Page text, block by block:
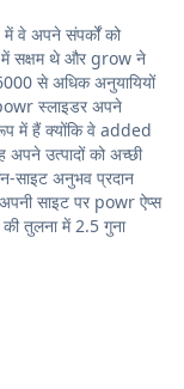
वे अपने संपर्कों को
सक्षम थे और grow ने
से अधिक अनुयायियों
स्लाइडर अपने
में हैं क्योंकि वे added
उत्पादों को अच्छी
साइट अनुभव प्रदान
साइट पर powr ऐप्स
तुलना में 2.5 गुना